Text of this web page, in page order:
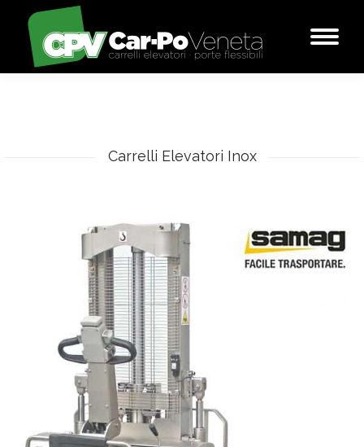
Carrelli Elevatori Inox